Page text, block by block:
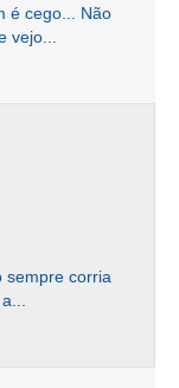
é cego... Não
sempre corria